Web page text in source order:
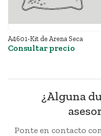
Taburete Armillaria
200,56€
más variaciones
¿Alguna
Ponte en contacto